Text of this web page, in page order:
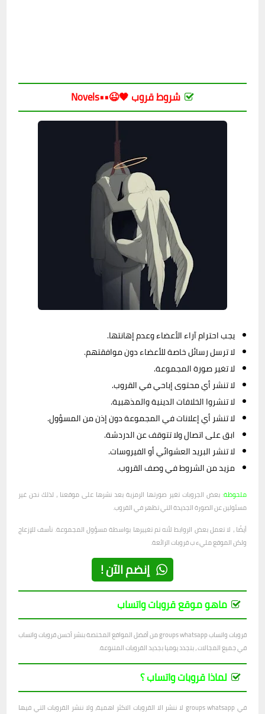
شروط قروب 🖤😉••Novels
يجب احترام آراء الأعضاء وعدم إهانتها.
لا ترسل رسائل خاصة للأعضاء دون موافقتهم.
لا تغير صورة المجموعة.
لا تنشر أي محتوى إباحي في القروب.
لا تنشروا الخلافات الدينية والمذهبية.
لا تنشر أي إعلانات في المجموعة دون إذن من المسؤول.
ابق على اتصال ولا تتوقف عن الدردشة.
لا تنشر البريد العشوائي أو الفيروسات.
مزيد من الشروط في وصف القروب.
ملحوظة: بعض الجروبات تغير صورتها الرمزية بعد نشرها على موقعنا ، لذلك نحن غير
مسئولين عن الصورة الجديدة التي تظهر في القروب.
أيضًا ، لا تعمل بعض الروابط لأنه تم تغييرها بواسطة مسؤول المجموعة. نأسف للإزعاج
ولكن الموقع مليء ب قروبات الرائعة.
إنضم الآن !
ماهو موقع قروبات واتساب
قروبات واتساب groups whatsapp من أفضل المواقع المختصة بنشر أحسن قروبات واتساب
في جميع المجالات ، بتجدد يوميا بجديد القروبات المتنوعة.
لماذا قروبات واتساب ؟
في groups whatsapp لا ننشر الا القروبات الاكثر اهمية، ولا ننشر القروبات التي فيها